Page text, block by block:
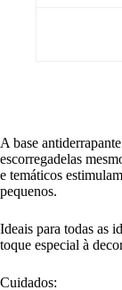
A base
escorregadelas
e temáticos
pequenos.
Ideais para todas as
toque especial à
Cuidados: